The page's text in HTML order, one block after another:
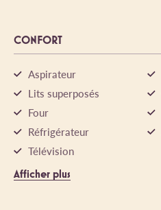
CONFORT
Aspirateur
Lits superposés
Four
Réfrigérateur
Télévision
Afficher plus